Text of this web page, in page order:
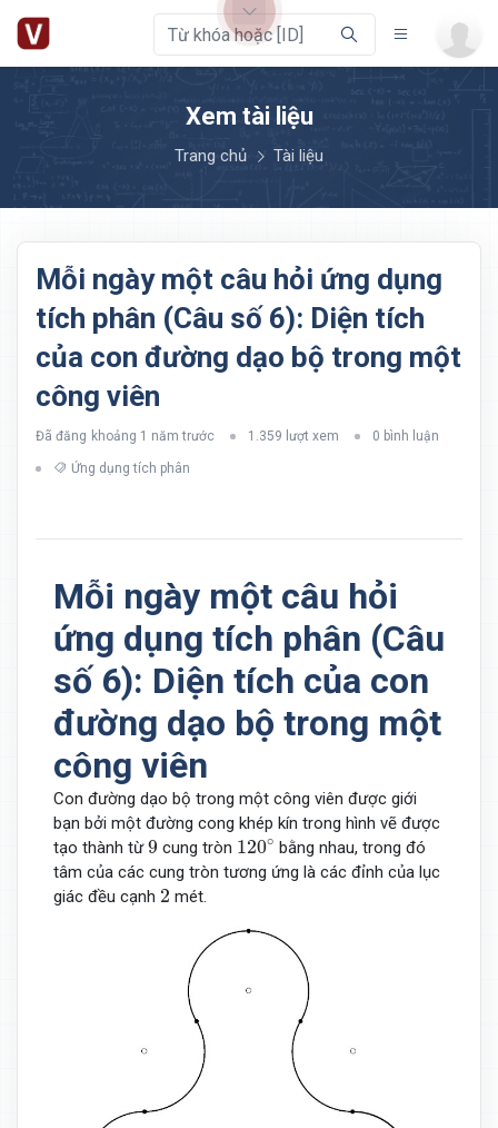
Xem tài liệu
Trang chủ Tài liệu
Mỗi ngày một câu hỏi ứng dụng
tích phân (Câu số 6): Diện tích
của con đường dạo bộ trong một
công viên
Đã đăng khoảng 1 năm trước 1.359 lượt xem 0 bình luận
Ứng dụng tích phân
Mỗi ngày một câu hỏi
ứng dụng tích phân (Câu
số 6): Diện tích của con
đường dạo bộ trong một
công viên
Con đường dạo bộ trong một công viên được giới
bạn bởi một đường cong khép kín trong hình vẽ được
tạo thành từ9
9 cung tròn 120∘
120∘bằng nhau, trong đó
tâm của các cung tròn tương ứng là các đỉnh của lục
giác đều cạnh 2
2 mét.